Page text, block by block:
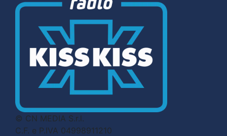
© CN MEDIA S.r.l.
C.F. e P.IVA 04998911210